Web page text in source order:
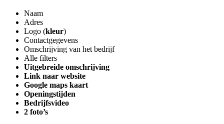
Naam
Adres
Logo (kleur)
Contactgegevens
Omschrijving van het bedrijf
Alle filters
Uitgebreide omschrijving
Link naar website
Google maps kaart
Openingstijden
Bedrijfsvideo
2 foto’s